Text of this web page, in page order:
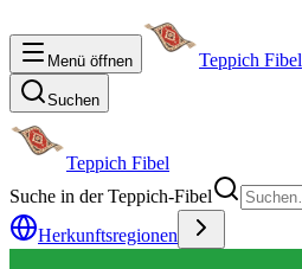
Menü öffnen Teppich Fibel
Suchen
Teppich Fibel
Suche in der Teppich-Fibel
Herkunftsregionen